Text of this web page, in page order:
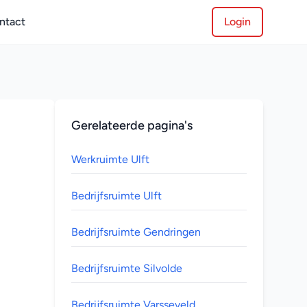
Login
Gerelateerde pagina's
Werkruimte Ulft
Bedrijfsruimte Ulft
Bedrijfsruimte Gendringen
Bedrijfsruimte Silvolde